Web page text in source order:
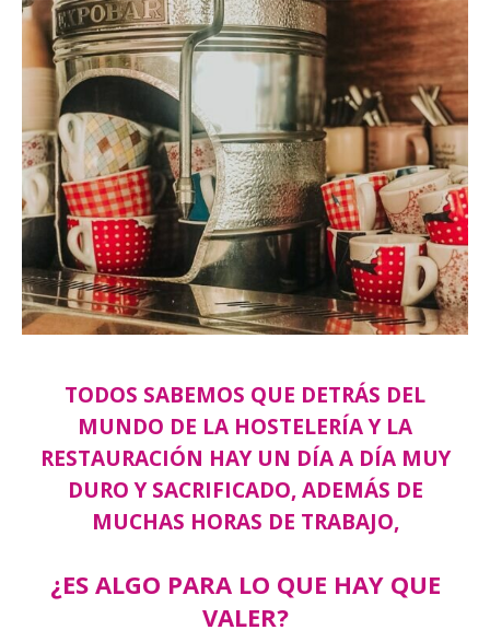
TODOS SABEMOS QUE DETRÁS DEL
MUNDO DE LA HOSTELERÍA Y LA
RESTAURACIÓN HAY UN DÍA A DÍA MUY
DURO Y SACRIFICADO, ADEMÁS DE
MUCHAS HORAS DE TRABAJO,
¿ES ALGO PARA LO QUE HAY QUE
VALER?